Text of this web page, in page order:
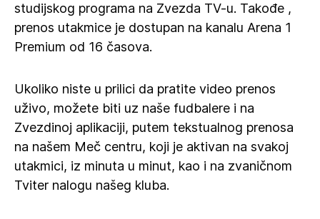
studijskog programa na Zvezda TV-u. Takođe ,
prenos utakmice je dostupan na kanalu Arena 1
Premium od 16 časova.
Ukoliko niste u prilici da pratite video prenos
uživo, možete biti uz naše fudbalere i na
Zvezdinoj aplikaciji, putem tekstualnog prenosa
na našem Meč centru, koji je aktivan na svakoj
utakmici, iz minuta u minut, kao i na zvaničnom
Tviter nalogu našeg kluba.